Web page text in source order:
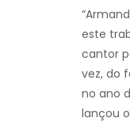
este
cantor
vez, do
no ano
lançou